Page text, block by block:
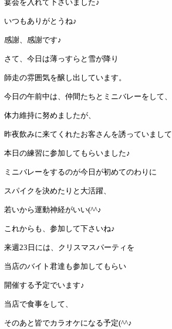
宴会を入れて下さいました♪
いつもありがとうね♪
感謝、感謝です♪
さて、今日は薄っすらと雪が降り
師走の雰囲気を醸し出しています。
今日の午前中は、仲間たちとミニバレーをして、
体力維持に努めましたが、
昨夜飲みに来てくれたお客さんを誘っていまして
本日の練習に参加してもらいました♪
ミニバレーをするのが今日が初めてのわりに
スパイクを決めたりと大活躍、
若いから運動神経がいい(^^♪
これからも、参加して下さいね♪
来週23日には、クリスマスパーティを
当店のバイト君達も参加してもらい
開催する予定でいます♪
当店で食事をして、
そのあと皆でカラオケになる予定(^^♪